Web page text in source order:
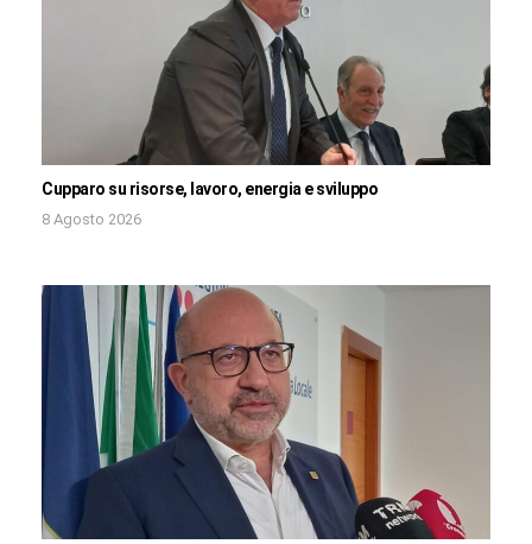
Cupparo su risorse, lavoro, energia e sviluppo
8 Agosto 2026